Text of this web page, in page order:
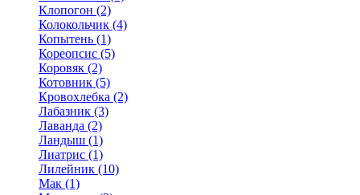
Клопогон (2)
Колокольчик (4)
Копытень (1)
Кореопсис (5)
Коровяк (2)
Котовник (5)
Кровохлебка (2)
Лабазник (3)
Лаванда (2)
Ландыш (1)
Лиатрис (1)
Лилейник (10)
Мак (1)